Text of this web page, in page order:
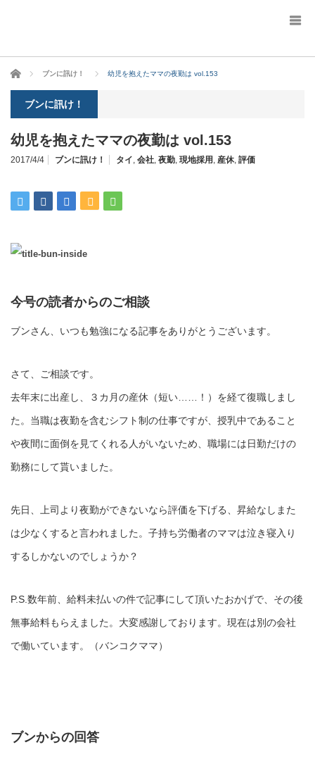
ホーム ブンに訊け！ 幼児を抱えたママの夜勤は vol.153
ブンに訊け！
幼児を抱えたママの夜勤は vol.153
2017/4/4 ブンに訊け！ タイ, 会社, 夜勤, 現地採用 , 産休, 評価
今号の読者からのご相談
ブンさん、いつも勉強になる記事をありがとうございます。
さて、ご相談です。
去年末に出産し、３カ月の産休（短い……！）を経て復職しまし
た。当職は夜勤を含むシフト制の仕事ですが、授乳中であること
や夜間に面倒を見てくれる人がいないため、職場には日勤だけの
勤務にして貰いました。
先日、上司より夜勤ができないなら評価を下げる、昇給なしまた
は少なくすると言われました。子持ち労働者のママは泣き寝入り
するしかないのでしょうか？
P.S.数年前、給料未払いの件で記事にして頂いたおかげで、その後
無事給料もらえました。大変感謝しております。現在は別の会社
で働いています。（バンコクママ）
ブンからの回答